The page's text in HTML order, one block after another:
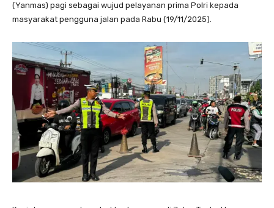
(Yanmas) pagi sebagai wujud pelayanan prima Polri kepada
masyarakat pengguna jalan pada Rabu (19/11/2025).